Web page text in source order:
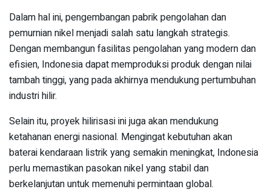
Dalam hal ini, pengembangan pabrik pengolahan dan
pemurnian nikel menjadi salah satu langkah strategis.
Dengan membangun fasilitas pengolahan yang modern dan
efisien, Indonesia dapat memproduksi produk dengan nilai
tambah tinggi, yang pada akhirnya mendukung pertumbuhan
industri hilir.
Selain itu, proyek hilirisasi ini juga akan mendukung
ketahanan energi nasional. Mengingat kebutuhan akan
baterai kendaraan listrik yang semakin meningkat, Indonesia
perlu memastikan pasokan nikel yang stabil dan
berkelanjutan untuk memenuhi permintaan global.